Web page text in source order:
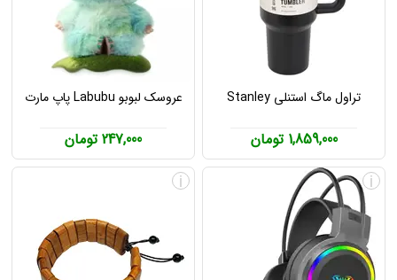
تراول ماگ استنلی Stanley
1,859,000 تومان
عروسک لبوبو Labubu پاپ مارت
247,000 تومان
i
i